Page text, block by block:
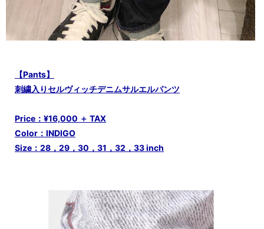
【Pants】
刺繍入りセルヴィッチデニムサルエルパンツ
Price：¥16,000 ＋ TAX
Color：INDIGO
Size：28，29，30，31，32，33 inch